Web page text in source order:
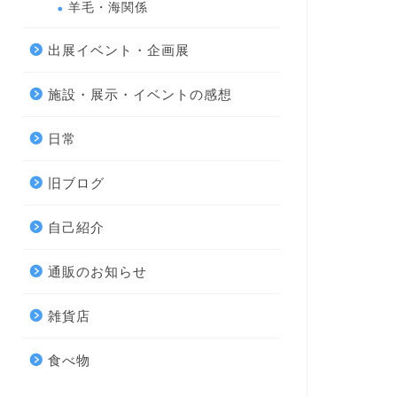
羊毛・海関係
出展イベント・企画展
施設・展示・イベントの感想
日常
旧ブログ
自己紹介
通販のお知らせ
雑貨店
食べ物